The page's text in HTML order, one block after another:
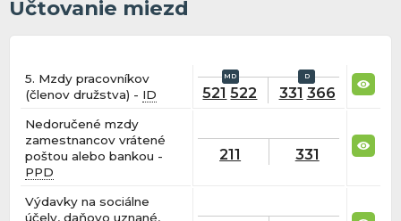
Účtovanie miezd
5. Mzdy pracovníkov
(členov družstva) - ID 521 522 331 366
Nedoručené mzdy
zamestnancov vrátené
poštou alebo bankou -
PPD
211 331
Výdavky na sociálne
účely, daňovo uznané,